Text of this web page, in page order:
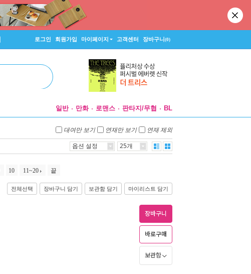
로그인 회원가입 마이페이지 고객센터 장바구니(0)
일반 만화 로맨스 판타지/무협 BL
대여만 보기 연재만 보기 연재 제외
옵션 설정 25개
10 11~20 끝
전체선택 장바구니 담기 보관함 담기 마이리스트 담기
장바구니
바로구매
보관함